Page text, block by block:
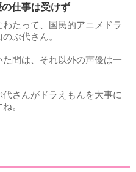
仕事は受けず
たって、国民的アニメドラ
ぶ代さん。
間は、それ以外の声優は一
さんがドラえもんを大事に
。